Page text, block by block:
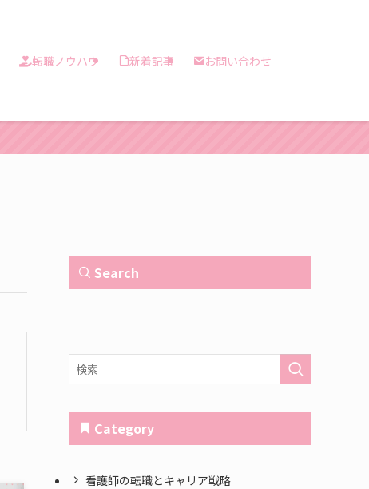
転職ノウハウ 新着記事 お問い合わせ
Search
Category
看護師の転職とキャリア戦略